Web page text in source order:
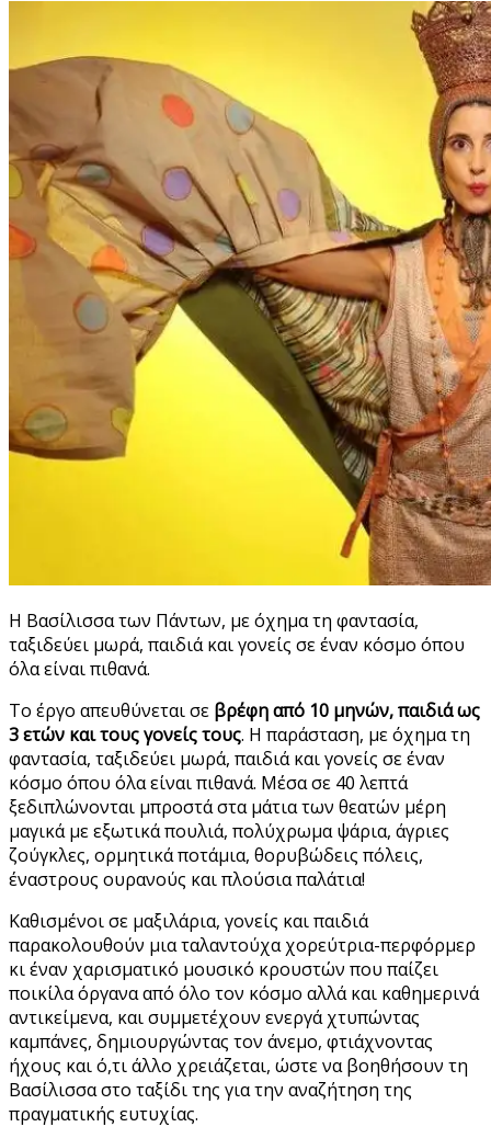
Η Βασίλισσα των Πάντων, με όχημα τη φαντασία,
ταξιδεύει μωρά, παιδιά και γονείς σε έναν κόσμο όπου
όλα είναι πιθανά.
Το έργο απευθύνεται σε βρέφη από 10 μηνών, παιδιά ως
3 ετών και τους γονείς τους. Η παράσταση, με όχημα τη
φαντασία, ταξιδεύει μωρά, παιδιά και γονείς σε έναν
κόσμο όπου όλα είναι πιθανά. Μέσα σε 40 λεπτά
ξεδιπλώνονται μπροστά στα μάτια των θεατών μέρη
μαγικά με εξωτικά πουλιά, πολύχρωμα ψάρια, άγριες
ζούγκλες, ορμητικά ποτάμια, θορυβώδεις πόλεις,
έναστρους ουρανούς και πλούσια παλάτια!
Καθισμένοι σε μαξιλάρια, γονείς και παιδιά
παρακολουθούν μια ταλαντούχα χορεύτρια-περφόρμερ
κι έναν χαρισματικό μουσικό κρουστών που παίζει
ποικίλα όργανα από όλο τον κόσμο αλλά και καθημερινά
αντικείμενα, και συμμετέχουν ενεργά χτυπώντας
καμπάνες, δημιουργώντας τον άνεμο, φτιάχνοντας
ήχους και ό,τι άλλο χρειάζεται, ώστε να βοηθήσουν τη
Βασίλισσα στο ταξίδι της για την αναζήτηση της
πραγματικής ευτυχίας.